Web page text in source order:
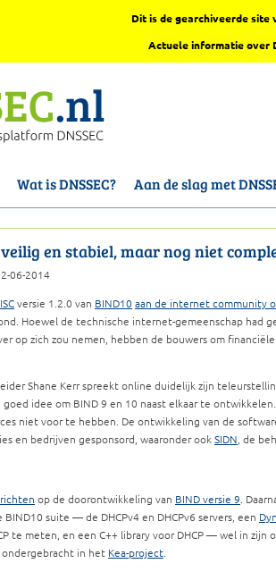
Dit is de gearchiveerde site
Actuele informatie over
Wat is DNSSEC? Aan de slag met
en stabiel, maar nog niet
06-2014
ISCversie 1.2.0 van BIND10 aan de internet community
Hoewel de technische internet-gemeenschap had
op zich zou nemen, hebben de bouwers om
Shane Kerr spreekt online duidelijk zijn
goed idee om BIND 9 en 10 naast elkaar te
niet voor te hebben. De ontwikkeling van de
en bedrijven gesponsord, waaronder ookSIDN, de
op de doorontwikkeling van BIND versie 9 .
suite — de DHCPv4 en DHCPv6 servers, een
te meten, en een C++ library voor DHCP — wel in
in het Kea-project